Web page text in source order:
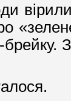
брейку.